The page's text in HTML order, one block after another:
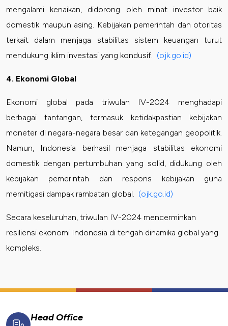
mengalami kenaikan, didorong oleh minat investor baik
domestik maupun asing. Kebijakan pemerintah dan otoritas
terkait dalam menjaga stabilitas sistem keuangan turut
mendukung iklim investasi yang kondusif. (ojk.go.id)
4. Ekonomi Global
Ekonomi global pada triwulan IV-2024 menghadapi
berbagai tantangan, termasuk ketidakpastian kebijakan
moneter di negara-negara besar dan ketegangan geopolitik.
Namun, Indonesia berhasil menjaga stabilitas ekonomi
domestik dengan pertumbuhan yang solid, didukung oleh
kebijakan pemerintah dan respons kebijakan guna
memitigasi dampak rambatan global. (ojk.go.id)
Secara keseluruhan, triwulan IV-2024 mencerminkan
resiliensi ekonomi Indonesia di tengah dinamika global yang
kompleks.
Head Office